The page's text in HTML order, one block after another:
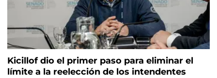
Kicillof dio el primer paso para eliminar el
límite a la reelección de los intendentes